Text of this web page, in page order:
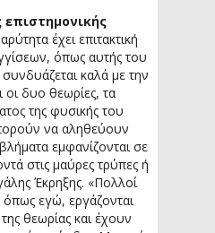
έχει επιτακτική
όπως αυτής του
καλά με την
οι δυο θεωρίες, τα
της φυσικής του
να αληθεύουν
εμφανίζονται σε
στις μαύρες τρύπες ή
Έκρηξης. «Πολλοί
όπως εγώ, εργάζονται
θεωρίας και έχουν